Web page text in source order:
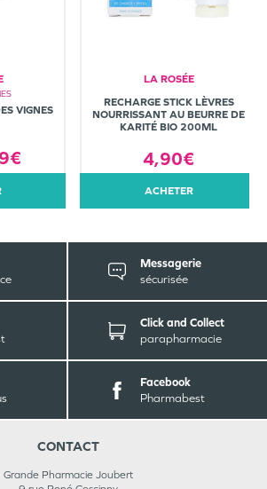
VIGNES
LA ROSÉE
RECHARGE STICK LÈVRES
NOURRISSANT AU BEURRE DE
KARITÉ BIO 200ML
4,90€
ACHETER
Messagerie
sécurisée
Click and Collect
parapharmacie
Facebook
Pharmabest
CONTACT
Grande Pharmacie Joubert